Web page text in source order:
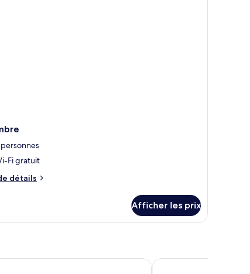
Fi gratuit
détails
Afficher les prix
by Wyndham
Premium München Star G Hotel Premium